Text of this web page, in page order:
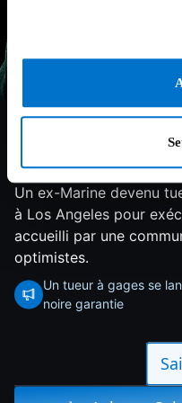
Un ex-Marine devenu
à Los Angeles pour
accueilli par une
optimistes.
Un tueur à gages se
noire garantie